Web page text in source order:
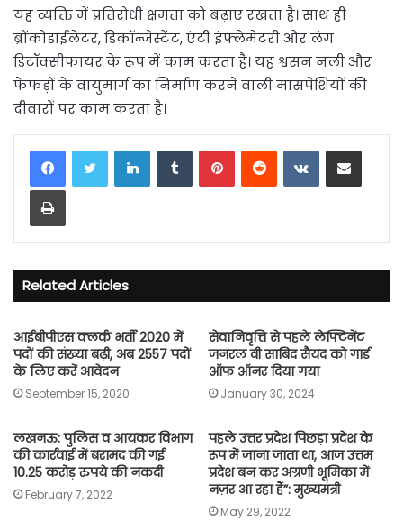
यह व्यक्ति में प्रतिरोधी क्षमता को बढ़ाए रखता है। साथ ही
ब्रोंकोडाईलेटर, डिकॉन्जेस्टेंट, एंटी इंफ्लेमेटरी और लंग
डिटॉक्सीफायर के रूप में काम करता है। यह श्वसन नली और
फेफड़ों के वायुमार्ग का निर्माण करने वाली मांसपेशियों की
दीवारों पर काम करता है।
LinkedInTumblrPinterestReddit VKontakteShare via Email
Print
Related Articles
आईबीपीएस क्लर्क भर्ती 2020 में
पदों की संख्या बढ़ी, अब 2557 पदों
के लिए करें आवेदन
September 15, 2020
सेवानिवृत्ति से पहले लेफ्टिनेंट
जनरल वी साबिद सैयद को गार्ड
ऑफ ऑनर दिया गया
January 30, 2024
लखनऊ: पुलिस व आयकर विभाग
की कार्रवाई में बरामद की गई
10.25 करोड़ रुपये की नकदी
February 7, 2022
पहले उत्तर प्रदेश पिछड़ा प्रदेश के
रूप में जाना जाता था, आज उत्तम
प्रदेश बन कर अग्रणी भूमिका में
नज़र आ रहा हैं”: मुख्यमंत्री
May 29, 2022